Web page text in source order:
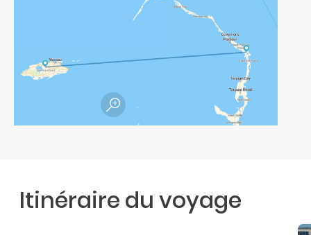
Itinéraire du voyage